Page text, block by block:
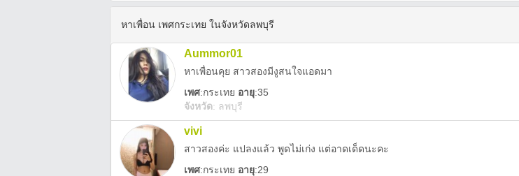
หาเพื่อน เพศกระเทย ในจังหวัดลพบุรี
Aummor01
หาเพื่อนคุย สาวสองมีงูสนใจแอดมา
เพศ:กระเทย อายุ:35
จังหวัด: ลพบุรี
vivi
สาวสองค่ะ แปลงแล้ว พูดไม่เก่ง แต่อาดเด็ดนะคะ
เพศ:กระเทย อายุ:29